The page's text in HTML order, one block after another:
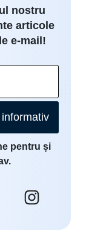
nostru
articole
e-mail!
pentru și